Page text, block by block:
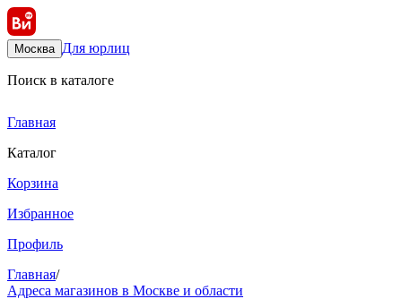
Москва Для юрлиц
Поиск в каталоге
Главная
Каталог
Корзина
Избранное
Профиль
Главная/
Адреса магазинов в Москве и области